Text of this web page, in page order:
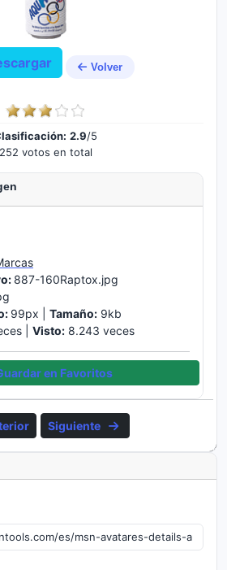
Volver
2.9/5
252 votos en total
887-160Raptox.jpg
99px | Tamaño: 9kb
| Visto: 8.243 veces
en Favoritos
Siguiente